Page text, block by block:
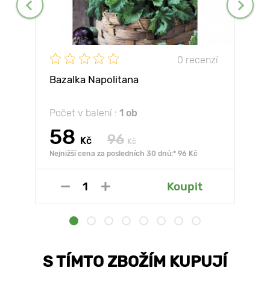
0 recenzí
Bazalka Napolitana
Počet v balení : 1 ob
58 Kč 96 Kč
Nejnižší cena za posledních 30 dnů:* 96 Kč
Koupit
S TÍMTO ZBOŽÍM KUPUJÍ